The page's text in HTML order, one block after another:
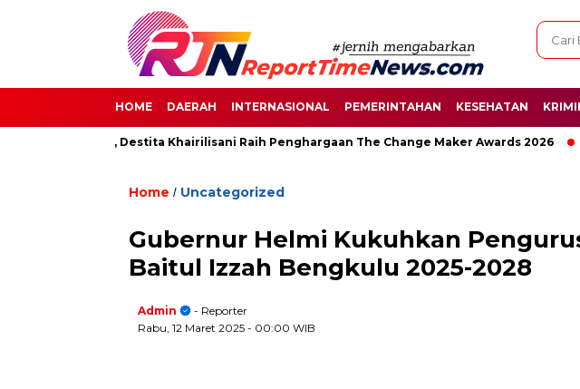
HOME DAERAH INTERNASIONAL PEMERINTAHAN KESEHATAN
di Senayan, Destita Khairilisani Raih Penghargaan The Change Maker Awards 2026
Home / Uncategorized
Gubernur Helmi Kukuhkan
Baitul Izzah Bengkulu 2025-2028
Admin
- Reporter
Rabu, 12 Maret 2025 - 00:00 WIB